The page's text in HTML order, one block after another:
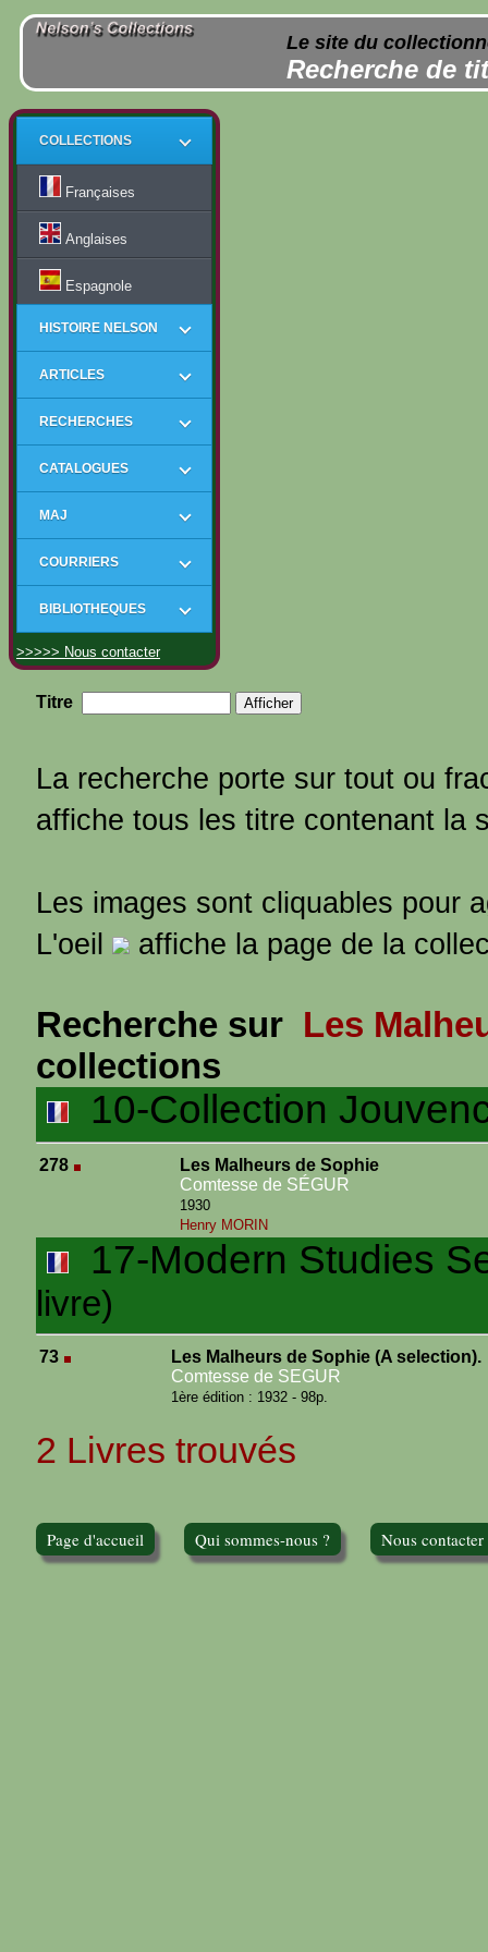
Le site du
Recherche de
COLLECTIONS
Françaises
Anglaises
Espagnole
HISTOIRE NELSON
ARTICLES
RECHERCHES
CATALOGUES
MAJ
COURRIERS
BIBLIOTHEQUES
>>>>> Nous contacter
Titre
La recherche porte sur tout ou
affiche tous les titre contenant la
Les images sont cliquables pour
L'oeil
affiche la page de la
Recherche sur Les
collections
10-Collection
278
Les Malheurs de Sophie
Comtesse de SÉGUR
1930
Henry MORIN
17-Modern Studies
livre)
73
Les Malheurs de Sophie (A selection).
Comtesse de SEGUR
1ère édition : 1932 - 98p.
2 Livres trouvés
Page d'accueil Qui sommes-nous ? Nous contacter